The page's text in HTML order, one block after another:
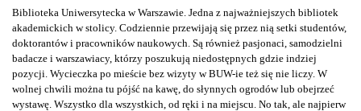
Biblioteka Uniwersytecka w Warszawie. Jedna z najważniejszych bibliotek
akademickich w stolicy. Codziennie przewijają się przez nią setki studentów,
doktorantów i pracowników naukowych. Są również pasjonaci, samodzielni
badacze i warszawiacy, którzy poszukują niedostępnych gdzie indziej
pozycji. Wycieczka po mieście bez wizyty w BUW-ie też się nie liczy. W
wolnej chwili można tu pójść na kawę, do słynnych ogrodów lub obejrzeć
wystawę. Wszystko dla wszystkich, od ręki i na miejscu. No tak, ale najpierw